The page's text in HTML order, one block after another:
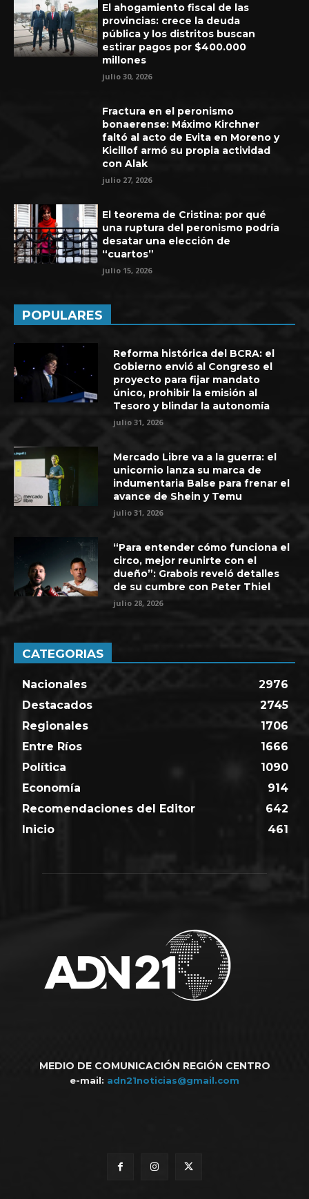
Experiencia de seis años en UEFA
El ahogamiento fiscal de las
provincias: crece la deuda
pública y los distritos buscan
estirar pagos por $400.000
millones
julio 30, 2026
Fractura en el peronismo
bonaerense: Máximo Kirchner
faltó al acto de Evita en Moreno y
Kicillof armó su propia actividad
con Alak
julio 27, 2026
El teorema de Cristina: por qué
una ruptura del peronismo podría
desatar una elección de
“cuartos”
julio 15, 2026
POPULARES
Reforma histórica del BCRA: el
Gobierno envió al Congreso el
proyecto para fijar mandato
único, prohibir la emisión al
Tesoro y blindar la autonomía
julio 31, 2026
Mercado Libre va a la guerra: el
unicornio lanza su marca de
indumentaria Balse para frenar el
avance de Shein y Temu
julio 31, 2026
“Para entender cómo funciona el
circo, mejor reunirte con el
dueño”: Grabois reveló detalles
de su cumbre con Peter Thiel
julio 28, 2026
CATEGORIAS
Nacionales
2976
Destacados
2745
Regionales
1706
Entre Ríos
1666
Política
1090
Economía
914
Recomendaciones del Editor
642
Inicio
461
MEDIO DE COMUNICACIÓN REGIÓN CENTRO
e-mail: adn21noticias@gmail.com